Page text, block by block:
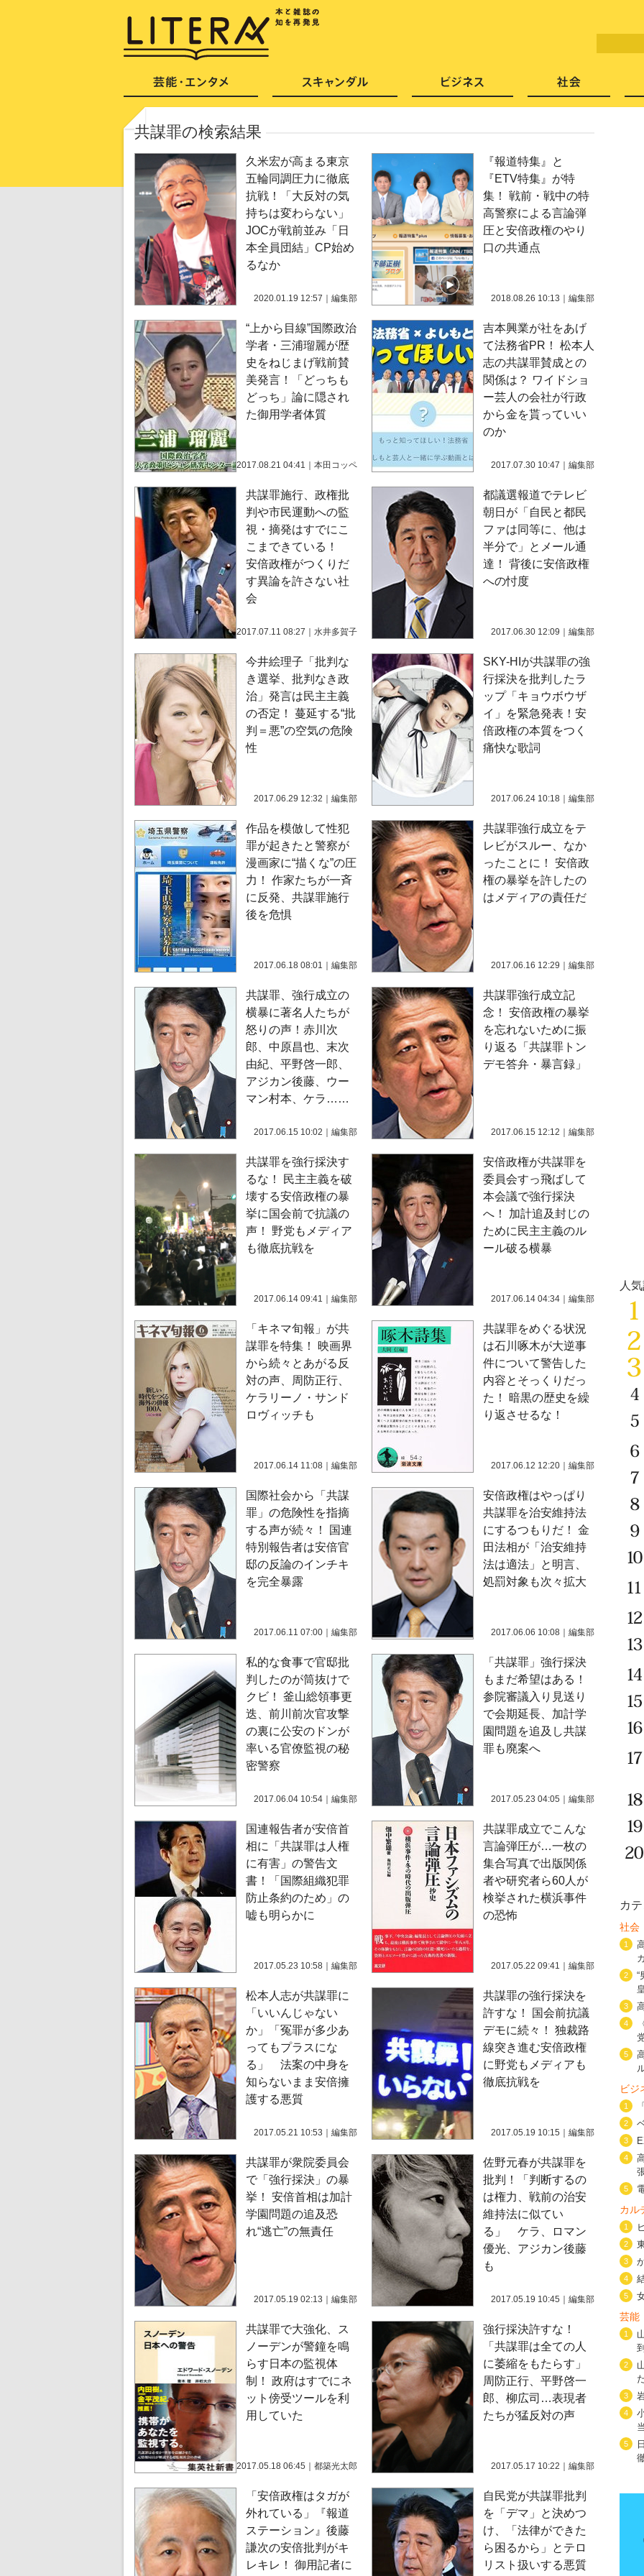
共謀罪の検索結果
久米宏が高まる東京
五輪同調圧力に徹底
抗戦！「大反対の気
持ちは変わらない」
JOCが戦前並み「日
本全員団結」CP始め
るなか
2020.01.19 12:57 編集部
『報道特集』と
『ETV特集』が特
集！ 戦前・戦中の特
高警察による言論弾
圧と安倍政権のやり
口の共通点
2018.08.26 10:13 編集部
“上から目線”国際政治
学者・三浦瑠麗が歴
史をねじまげ戦前賛
美発言！「どっちも
どっち」論に隠され
た御用学者体質
2017.08.21 04:41 本田コッペ
吉本興業が社をあげ
て法務省PR！ 松本人
志の共謀罪賛成との
関係は？ ワイドショ
ー芸人の会社が行政
から金を貰っていい
のか
2017.07.30 10:47 編集部
共謀罪施行、政権批
判や市民運動への監
視・摘発はすでにこ
こまできている！
安倍政権がつくりだ
す異論を許さない社
会
2017.07.11 08:27 水井多賀子
都議選報道でテレビ
朝日が「自民と都民
ファは同等に、他は
半分で」とメール通
達！ 背後に安倍政権
への忖度
2017.06.30 12:09 編集部
今井絵理子「批判な
き選挙、批判なき政
治」発言は民主主義
の否定！ 蔓延する“批
判＝悪”の空気の危険
性
2017.06.29 12:32 編集部
SKY-HIが共謀罪の強
行採決を批判したラ
ップ「キョウボウザ
イ」を緊急発表！安
倍政権の本質をつく
痛快な歌詞
2017.06.24 10:18 編集部
作品を模倣して性犯
罪が起きたと警察が
漫画家に“描くな”の圧
力！ 作家たちが一斉
に反発、共謀罪施行
後を危惧
2017.06.18 08:01 編集部
共謀罪強行成立をテ
レビがスルー、なか
ったことに！ 安倍政
権の暴挙を許したの
はメディアの責任だ
2017.06.16 12:29 編集部
共謀罪、強行成立の
横暴に著名人たちが
怒りの声！赤川次
郎、中原昌也、末次
由紀、平野啓一郎、
アジカン後藤、ウー
マン村本、ケラ……
2017.06.15 10:02 編集部
共謀罪強行成立記
念！ 安倍政権の暴挙
を忘れないために振
り返る「共謀罪トン
デモ答弁・暴言録」
2017.06.15 12:12 編集部
共謀罪を強行採決す
るな！ 民主主義を破
壊する安倍政権の暴
挙に国会前で抗議の
声！ 野党もメディア
も徹底抗戦を
2017.06.14 09:41 編集部
安倍政権が共謀罪を
委員会すっ飛ばして
本会議で強行採決
へ！ 加計追及封じの
ために民主主義のル
ール破る横暴
2017.06.14 04:34 編集部
「キネマ旬報」が共
謀罪を特集！ 映画界
から続々とあがる反
対の声、周防正行、
ケラリーノ・サンド
ロヴィッチも
2017.06.14 11:08 編集部
共謀罪をめぐる状況
は石川啄木が大逆事
件について警告した
内容とそっくりだっ
た！ 暗黒の歴史を繰
り返させるな！
2017.06.12 12:20 編集部
国際社会から「共謀
罪」の危険性を指摘
する声が続々！ 国連
特別報告者は安倍官
邸の反論のインチキ
を完全暴露
2017.06.11 07:00 編集部
安倍政権はやっぱり
共謀罪を治安維持法
にするつもりだ！ 金
田法相が「治安維持
法は適法」と明言、
処罰対象も次々拡大
2017.06.06 10:08 編集部
私的な食事で官邸批
判したのが筒抜けで
クビ！ 釜山総領事更
迭、前川前次官攻撃
の裏に公安のドンが
率いる官僚監視の秘
密警察
2017.06.04 10:54 編集部
「共謀罪」強行採決
もまだ希望はある！
参院審議入り見送り
で会期延長、加計学
園問題を追及し共謀
罪も廃案へ
2017.05.23 04:05 編集部
国連報告者が安倍首
相に「共謀罪は人権
に有害」の警告文
書！「国際組織犯罪
防止条約のため」の
嘘も明らかに
2017.05.23 10:58 編集部
共謀罪成立でこんな
言論弾圧が…一枚の
集合写真で出版関係
者や研究者ら60人が
検挙された横浜事件
の恐怖
2017.05.22 09:41 編集部
松本人志が共謀罪に
「いいんじゃない
か」「冤罪が多少あ
ってもプラスにな
る」 法案の中身を
知らないまま安倍擁
護する悪質
2017.05.21 10:53 編集部
共謀罪の強行採決を
許すな！ 国会前抗議
デモに続々！ 独裁路
線突き進む安倍政権
に野党もメディアも
徹底抗戦を
2017.05.19 10:15 編集部
共謀罪が衆院委員会
で「強行採決」の暴
挙！ 安倍首相は加計
学園問題の追及恐
れ“逃亡”の無責任
2017.05.19 02:13 編集部
佐野元春が共謀罪を
批判！「判断するの
は権力、戦前の治安
維持法に似てい
る」 ケラ、ロマン
優光、アジカン後藤
も
2017.05.19 10:45 編集部
共謀罪で大強化、ス
ノーデンが警鐘を鳴
らす日本の監視体
制！ 政府はすでにネ
ット傍受ツールを利
用していた
2017.05.18 06:45 都築光太郎
強行採決許すな！
「共謀罪は全ての人
に萎縮をもたらす」
周防正行、平野啓一
郎、柳広司…表現者
たちが猛反対の声
2017.05.17 10:22 編集部
「安倍政権はタガが
外れている」『報道
ステーション』後藤
謙次の安倍批判がキ
レキレ！ 御用記者に
自民党が共謀罪批判
を「デマ」と決めつ
け、「法律ができた
ら困るから」とテロ
リスト扱いする悪質
人
カ
社会
1
2
“
3
4
5
ビジ
1
2
3
4
5
カル
1
2
3
4
5
芸能
1
到
2
3
4
5
芸能・エンタメ スキャンダル